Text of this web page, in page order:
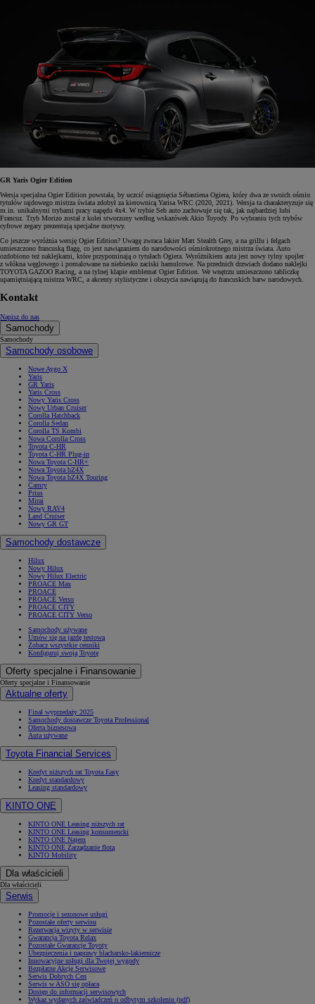
GR Yaris Ogier Edition
Wersja specjalna Ogier Edition powstała, by uczcić osiągnięcia Sébastiena Ogiera, który dwa ze swoich ośmiu
tytułów rajdowego mistrza świata zdobył za kierownicą Yarisa WRC (2020, 2021). Wersja ta charakteryzuje się
m.in. unikalnymi trybami pracy napędu 4x4. W trybie Seb auto zachowuje się tak, jak najbardziej lubi
Francuz. Tryb Morizo został z kolei stworzony według wskazówek Akio Toyody. Po wybraniu tych trybów
cyfrowe zegary prezentują specjalne motywy.
Co jeszcze wyróżnia wersję Ogier Edition? Uwagę zwraca lakier Matt Stealth Grey, a na grillu i felgach
umieszczono francuską flagę, co jest nawiązaniem do narodowości ośmiokrotnego mistrza świata. Auto
ozdobiono też naklejkami, które przypominają o tytułach Ogiera. Wyróżnikiem auta jest nowy tylny spojler
z włókna węglowego i pomalowane na niebiesko zaciski hamulcowe. Na przednich drzwiach dodano naklejki
TOYOTA GAZOO Racing, a na tylnej klapie emblemat Ogier Edition. We wnętrzu umieszczono tabliczkę
upamiętniającą mistrza WRC, a akcenty stylistyczne i obszycia nawiązują do francuskich barw narodowych.
Kontakt
Napisz do nas
Samochody
Samochody
Samochody osobowe
Nowe Aygo X
Yaris
GR Yaris
Yaris Cross
Nowy Yaris Cross
Nowy Urban Cruiser
Corolla Hatchback
Corolla Sedan
Corolla TS Kombi
Nowa Corolla Cross
Toyota C-HR
Toyota C-HR Plug-in
Nowa Toyota C-HR+
Nowa Toyota bZ4X
Nowa Toyota bZ4X Touring
Camry
Prius
Mirai
Nowy RAV4
Land Cruiser
Nowy GR GT
Samochody dostawcze
Hilux
Nowy Hilux
Nowy Hilux Electric
PROACE Max
PROACE
PROACE Verso
PROACE CITY
PROACE CITY Verso
Samochody używane
Umów się na jazdę testową
Zobacz wszystkie cenniki
Konfiguruj swoją Toyotę
Oferty specjalne i Finansowanie
Oferty specjalne i Finansowanie
Aktualne oferty
Finał wyprzedaży 2025
Samochody dostawcze Toyota Professional
Oferta biznesowa
Auta używane
Toyota Financial Services
Kredyt niższych rat Toyota Easy
Kredyt standardowy
Leasing standardowy
KINTO ONE
KINTO ONE Leasing niższych rat
KINTO ONE Leasing konsumencki
KINTO ONE Najem
KINTO ONE Zarządzanie flotą
KINTO Mobility
Dla właścicieli
Dla właścicieli
Serwis
Promocje i sezonowe usługi
Pozostałe oferty serwisu
Rezerwacja wizyty w serwisie
Gwarancja Toyota Relax
Pozostałe Gwarancje Toyoty
Ubezpieczenia i naprawy blacharsko-lakiernicze
Innowacyjne usługi dla Twojej wygody
Bezpłatne Akcje Serwisowe
Serwis Dobrych Cen
Serwis w ASO się opłaca
Dostęp do informacji serwisowych
Wykaz wydanych zaświadczeń o odbytym szkoleniu (pdf)